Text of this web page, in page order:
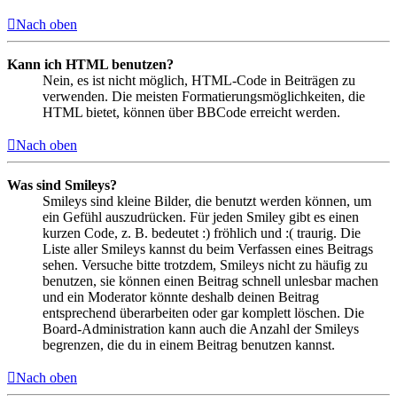
Nach oben
Kann ich HTML benutzen?
Nein, es ist nicht möglich, HTML-Code in Beiträgen zu
verwenden. Die meisten Formatierungsmöglichkeiten, die
HTML bietet, können über BBCode erreicht werden.
Nach oben
Was sind Smileys?
Smileys sind kleine Bilder, die benutzt werden können, um
ein Gefühl auszudrücken. Für jeden Smiley gibt es einen
kurzen Code, z. B. bedeutet :) fröhlich und :( traurig. Die
Liste aller Smileys kannst du beim Verfassen eines Beitrags
sehen. Versuche bitte trotzdem, Smileys nicht zu häufig zu
benutzen, sie können einen Beitrag schnell unlesbar machen
und ein Moderator könnte deshalb deinen Beitrag
entsprechend überarbeiten oder gar komplett löschen. Die
Board-Administration kann auch die Anzahl der Smileys
begrenzen, die du in einem Beitrag benutzen kannst.
Nach oben